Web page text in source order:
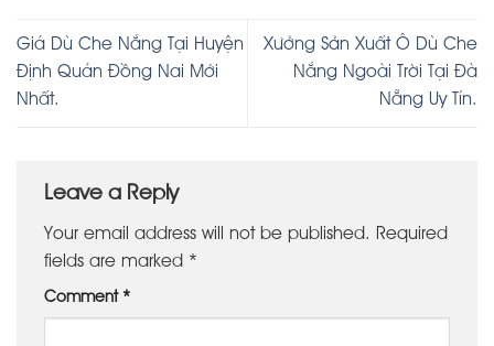
Giá Dù Che Nắng Tại Huyện
Định Quán Đồng Nai Mới
Nhất.
Xưởng Sản Xuất Ô Dù Che
Nắng Ngoài Trời Tại Đà
Nẵng Uy Tín.
Leave a Reply
Your email address will not be published.
Required
fields are marked *
Comment *